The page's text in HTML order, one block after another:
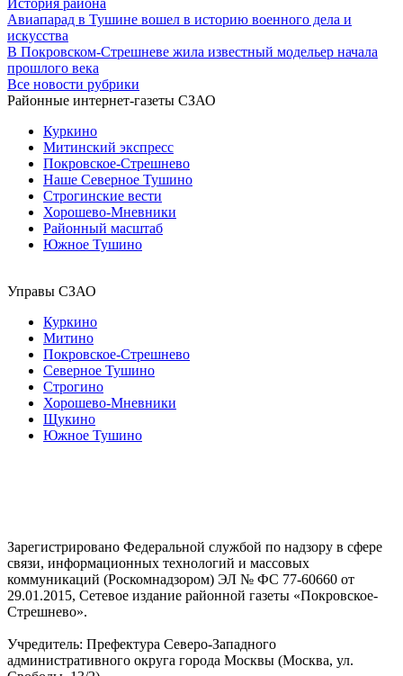
Авиапарад в Тушине вошел в историю военного дела и
искусства
В Покровском-Стрешневе жила известный модельер начала
прошлого века
Все новости рубрики
Районные интернет-газеты СЗАО
Куркино
Митинский экспресс
Покровское-Стрешнево
Наше Северное Тушино
Строгинские вести
Хорошево-Мневники
Районный масштаб
Южное Тушино
Управы СЗАО
Куркино
Митино
Покровское-Стрешнево
Северное Тушино
Строгино
Хорошево-Мневники
Щукино
Южное Тушино
Зарегистрировано Федеральной службой по надзору в сфере
связи, информационных технологий и массовых
коммуникаций (Роскомнадзором) ЭЛ № ФС 77-60660 от
29.01.2015, Сетевое издание районной газеты «Покровское-
Стрешнево».
Учредитель: Префектура Северо-Западного
административного округа города Москвы (Москва, ул.